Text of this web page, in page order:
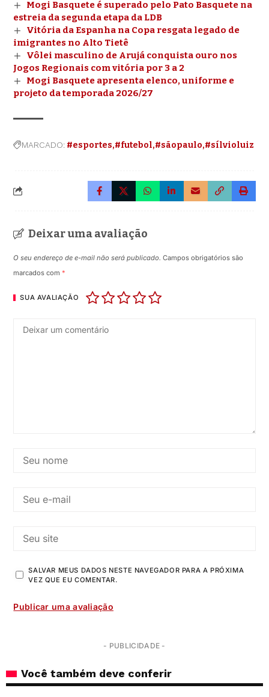
Mogi Basquete é superado pelo Pato Basquete na
estreia da segunda etapa da LDB
Vitória da Espanha na Copa resgata legado de
imigrantes no Alto Tietê
Vôlei masculino de Arujá conquista ouro nos
Jogos Regionais com vitória por 3 a 2
Mogi Basquete apresenta elenco, uniforme e
projeto da temporada 2026/27
MARCADO: #esportes #futebol #sãopaulo #sílvioluiz
Deixar uma avaliação
O seu endereço de e-mail não será publicado. Campos obrigatórios são
marcados com*
SUA AVALIAÇÃO
SALVAR MEUS DADOS NESTE NAVEGADOR PARA A PRÓXIMA
VEZ QUE EU COMENTAR.
- PUBLICIDADE -
Você também deve conferir